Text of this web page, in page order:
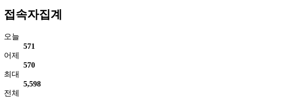
접속자집계
오늘
571
어제
570
최대
5,598
전체